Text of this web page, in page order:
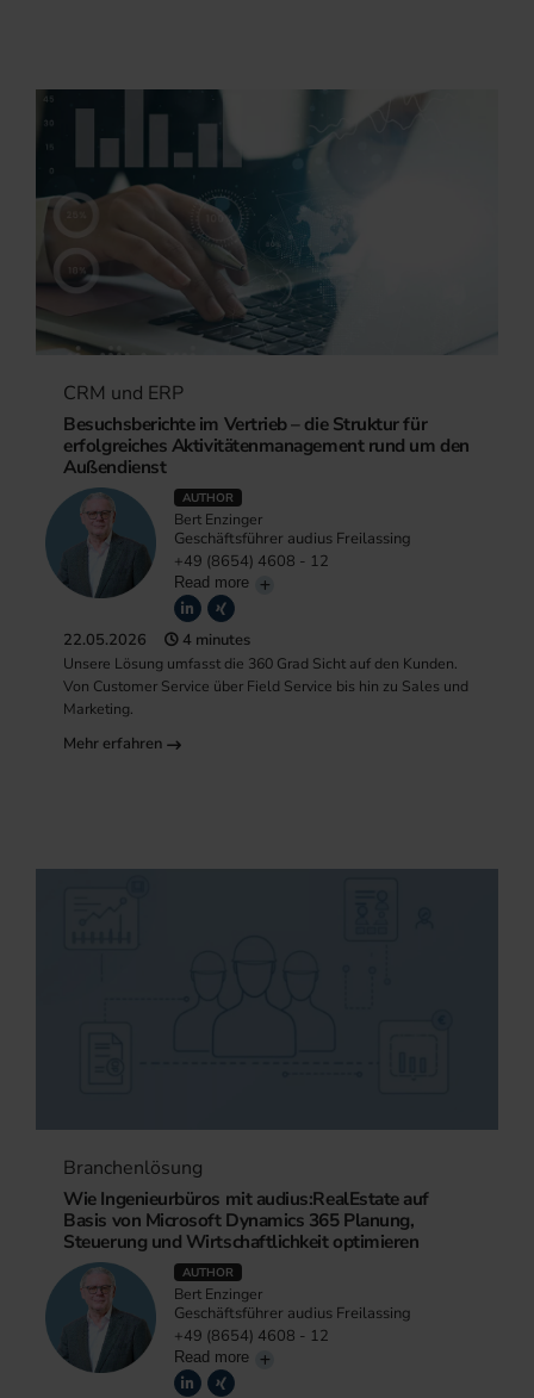
CRM und ERP
Besuchsberichte im Vertrieb – die Struktur für
erfolgreiches Aktivitätenmanagement rund um den
Außendienst
AUTHOR
Bert Enzinger
Geschäftsführer audius Freilassing
+49 (8654) 4608 - 12
Read more
22.05.2026 4 minutes
Unsere Lösung umfasst die 360 Grad Sicht auf den Kunden.
Von Customer Service über Field Service bis hin zu Sales und
Marketing.
Mehr erfahren
Branchenlösung
Wie Ingenieurbüros mit audius:RealEstate auf
Basis von Microsoft Dynamics 365 Planung,
Steuerung und Wirtschaftlichkeit optimieren
AUTHOR
Bert Enzinger
Geschäftsführer audius Freilassing
+49 (8654) 4608 - 12
Read more